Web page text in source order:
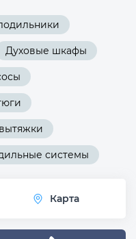
Духовые шкафы
системы
Карта